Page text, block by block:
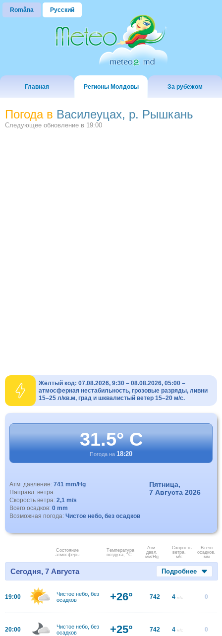
Româna Русский
Главная Регионы Молдовы За рубежом
Погода в Василеуцах, р. Рышкань
Следующее обновление в 19:00
Жёлтый код: 07.08.2026, 9:30 – 08.08.2026, 05:00 –
атмосферная нестабильность, грозовые разряды, ливни
15–25 л/кв.м, град и шквалистый ветер 15–20 м/с.
31.5° C
Погода на 18:20
Атм. давление: 741 mm/Hg
Направл. ветра:
Скорость ветра: 2,1 m/s
Всего осадков: 0 mm
Возможная погода: Чистое небо, без осадков
Пятница,
7 Августа 2026
Состояние
атмосферы
Температура
воздуха, °C
Атм.
давл.
мм/Hg
Скорость
ветра.
м/с
Всего
осадков,
мм
Сегодня, 7 Августа Подробнее
19:00
Чистое небо, без
осадков
+26° 742 4 м/с 0
20:00
Чистое небо, без
осадков
+25° 742 4 м/с 0